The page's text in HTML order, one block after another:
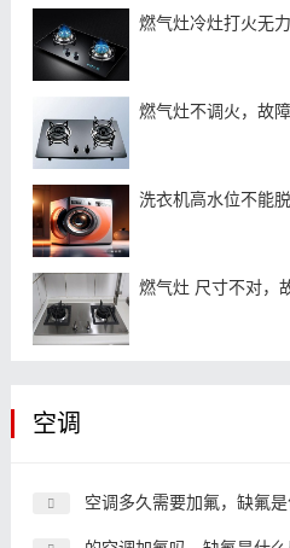
燃气灶冷灶打火无
燃气灶不调火，故
洗衣机高水位不能
燃气灶 尺寸不对，
空调
空调多久需要加氟，缺氟